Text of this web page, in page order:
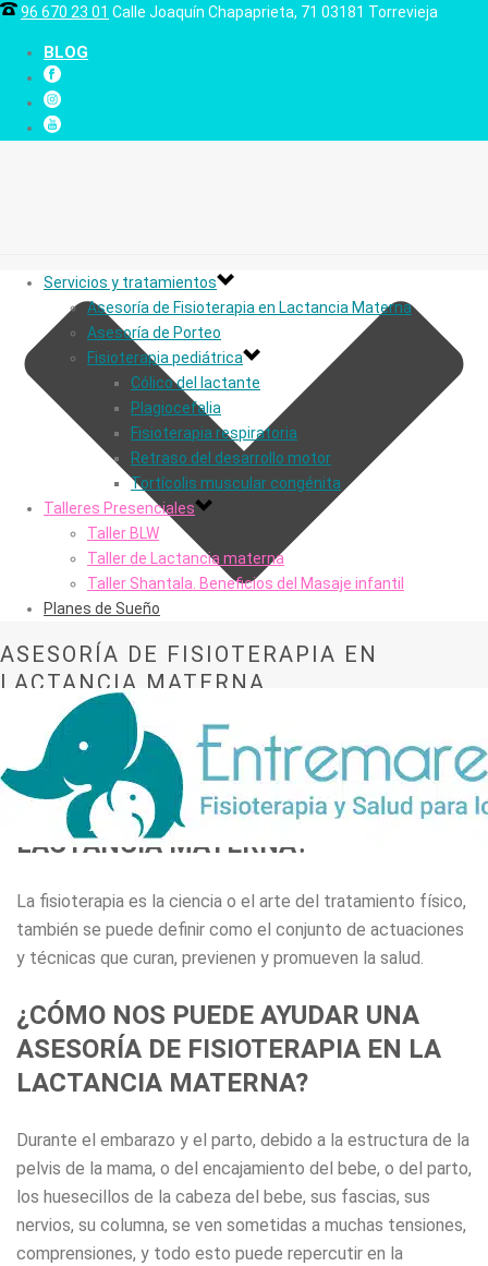
96 670 23 01 Calle Joaquín Chapaprieta, 71 03181 Torrevieja
BLOG
Servicios y tratamientos
Asesoría de Fisioterapia en Lactancia Materna
Asesoría de Porteo
Fisioterapia pediátrica
Cólico del lactante
Plagiocefalia
Fisioterapia respiratoria
Retraso del desarrollo motor
Tortícolis muscular congénita
Talleres Presenciales
Taller BLW
Taller de Lactancia materna
Taller Shantala. Beneficios del Masaje infantil
Planes de Sueño
ASESORÍA DE FISIOTERAPIA EN
LACTANCIA MATERNA
Portada» Asesoría de Fisioterapia en Lactancia Materna
¿QUÉ ES LA FISIOTERAPIA EN LA
LACTANCIA MATERNA?
La fisioterapia es la ciencia o el arte del tratamiento físico,
también se puede definir como el conjunto de actuaciones
y técnicas que curan, previenen y promueven la salud.
¿CÓMO NOS PUEDE AYUDAR UNA
ASESORÍA DE FISIOTERAPIA EN LA
LACTANCIA MATERNA?
Durante el embarazo y el parto, debido a la estructura de la
pelvis de la mama, o del encajamiento del bebe, o del parto,
los huesecillos de la cabeza del bebe, sus fascias, sus
nervios, su columna, se ven sometidas a muchas tensiones,
comprensiones, y todo esto puede repercutir en la